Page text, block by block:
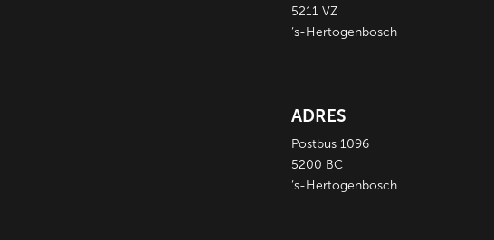
5211 VZ
‘s-Hertogenbosch
ADRES
Postbus 1096
5200 BC
‘s-Hertogenbosch